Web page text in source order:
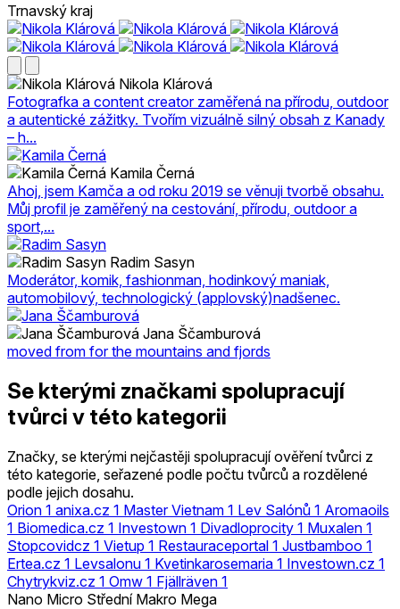
Trnavský kraj
Nikola Klárová
Fotografka a content creator zaměřená na přírodu, outdoor
a autentické zážitky. Tvořím vizuálně silný obsah z Kanady
– h...
Kamila Černá
Ahoj, jsem Kamča a od roku 2019 se věnuji tvorbě obsahu.
Můj profil je zaměřený na cestování, přírodu, outdoor a
sport,...
Radim Sasyn
Moderátor, komik, fashionman, hodinkový maniak,
automobilový, technologický (applovský)nadšenec.
Jana Ščamburová
moved from for the mountains and fjords
Se kterými značkami spolupracují
tvůrci v této kategorii
Značky, se kterými nejčastěji spolupracují ověření tvůrci z
této kategorie, seřazené podle počtu tvůrců a rozdělené
podle jejich dosahu.
Orion 1 anixa.cz 1 Master Vietnam 1 Lev Salónů 1 Aromaoils
1 Biomedica.cz 1 Investown 1 Divadloprocity 1 Muxalen 1
Stopcovidcz 1 Vietup 1 Restauraceportal 1 Justbamboo 1
Ertea.cz 1 Levsalonu 1 Kvetinkarosemaria 1 Investown.cz 1
Chytrykviz.cz 1 Omw 1 Fjällräven 1
Nano Micro Střední Makro Mega